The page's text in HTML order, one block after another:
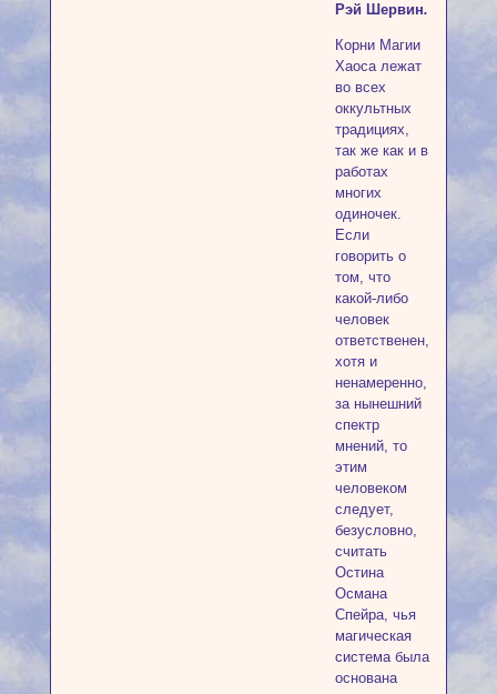
Рэй Шервин.
Корни Магии
Хаоса лежат
во всех
оккультных
традициях,
так же как и в
работах
многих
одиночек.
Если
говорить о
том, что
какой-либо
человек
ответственен,
хотя и
ненамеренно,
за нынешний
спектр
мнений, то
этим
человеком
следует,
безусловно,
считать
Остина
Османа
Спейра, чья
магическая
система была
основана